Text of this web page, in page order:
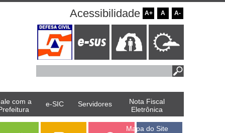
Acessibilidade A+ A A-
com a
e-SIC Servidores
Nota Fiscal
Eletrônica
Mapa do Site